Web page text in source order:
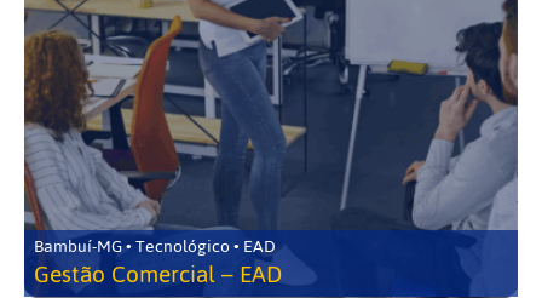
Bambuí-MG • Tecnológico • EAD
Gestão Comercial – EAD